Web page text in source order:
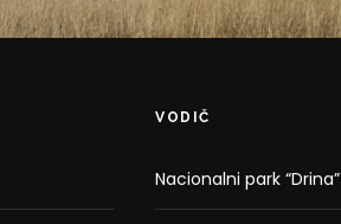
VODIČ
Nacionalni park “Drina”